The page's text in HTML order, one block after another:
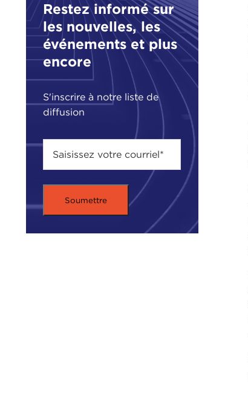
Restez informé sur
les nouvelles, les
événements et plus
encore
S'inscrire à notre liste de
diffusion